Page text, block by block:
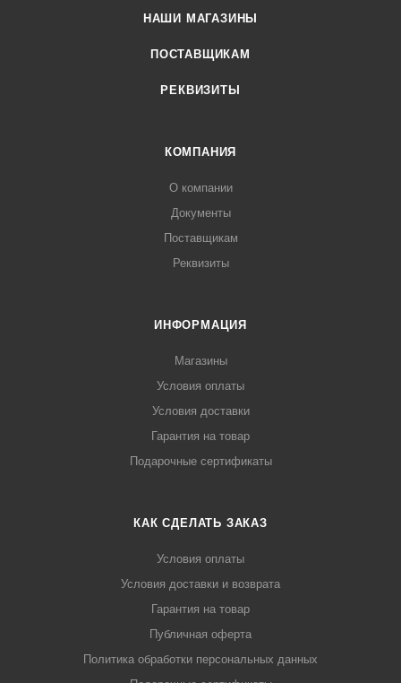
НАШИ МАГАЗИНЫ
ПОСТАВЩИКАМ
РЕКВИЗИТЫ
КОМПАНИЯ
О компании
Документы
Поставщикам
Реквизиты
ИНФОРМАЦИЯ
Магазины
Условия оплаты
Условия доставки
Гарантия на товар
Подарочные сертификаты
КАК СДЕЛАТЬ ЗАКАЗ
Условия оплаты
Условия доставки и возврата
Гарантия на товар
Публичная оферта
Политика обработки персональных данных